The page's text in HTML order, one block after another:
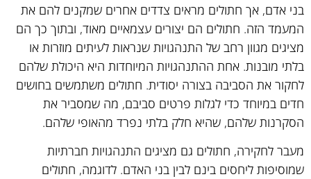
בני אדם, אך חתולים מראים צדדים אחרים שמקנים להם את
המעמד הזה. חתולים הם יצורים עצמאיים מאוד, ובתוך כך הם
מציגים מגוון רחב של התנהגויות שנראות לעיתים מוזרות או
בלתי מובנות. אחת ההתנהגויות המיוחדות היא היכולת שלהם
לחקור את הסביבה בצורה יסודית. חתולים משתמשים בחושים
חדים במיוחד כדי לגלות פרטים סביבם, מה שמסביר את
הסקרנות שלהם, שהיא חלק בלתי נפרד מהאופי שלהם.
מעבר לחקירה, חתולים גם מציגים התנהגויות חברתיות
שמוסיפות ליחסים בינם לבין בני האדם. לדוגמה, חתולים